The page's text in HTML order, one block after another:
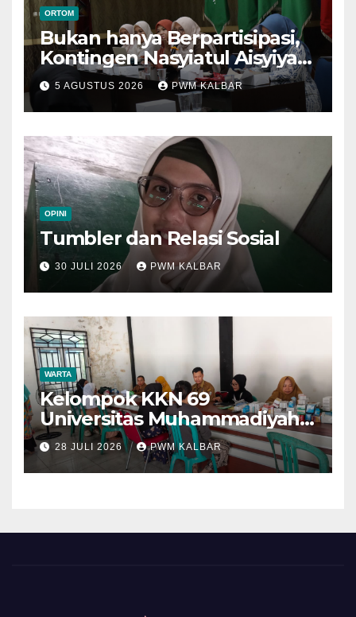
ORTOM
Bukan hanya Berpartisipasi,
Kontingen Nasyiatul Aisyiyah
Kalbar Perjuangkan Program
di Muktamar XV
5 AGUSTUS 2026 PWM KALBAR
OPINI
Tumbler dan Relasi Sosial
30 JULI 2026 PWM KALBAR
WARTA
Kelompok KKN 69
Universitas Muhammadiyah
Pontianak Dibagi Dua Tim,
Cat Bangunan dan Dampingi
Pelayanan Posyandu Lansia
28 JULI 2026 PWM KALBAR